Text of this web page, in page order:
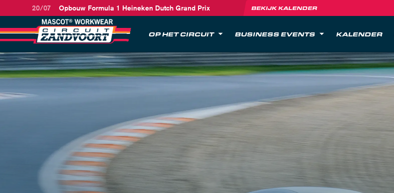
20/07 Opbouw Formula 1 Heineken Dutch Grand Prix BEKIJK KALENDER
OP HET CIRCUIT BUSINESS EVENTS KALENDER